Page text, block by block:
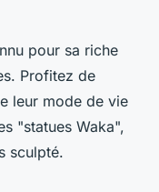
pour sa riche
Profitez de
leur mode de vie
"statues Waka",
sculpté.